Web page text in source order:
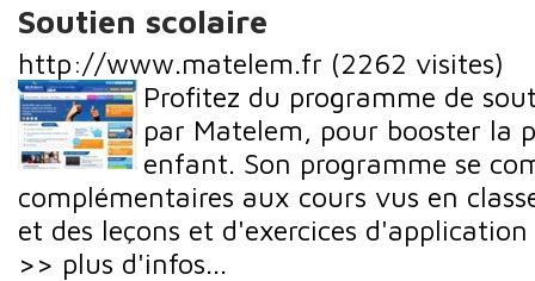
Soutien scolaire
http://www.matelem.fr (2262 visites)
Profitez du programme de
par Matelem, pour booster la
enfant. Son programme se
complémentaires aux cours vus en
et des leçons et d'exercices
>> plus d'infos...